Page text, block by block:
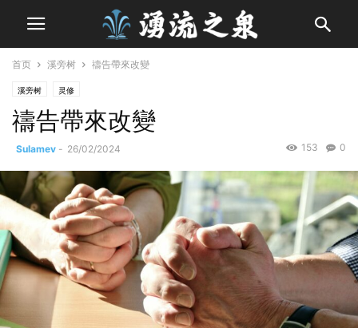
首页 溪旁树 禱告帶來改變
溪旁树 灵修
禱告帶來改變
Sulamev - 26/02/2024 0
153